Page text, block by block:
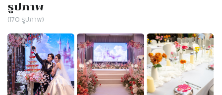
รูปภาพ
(170 รูปภาพ)